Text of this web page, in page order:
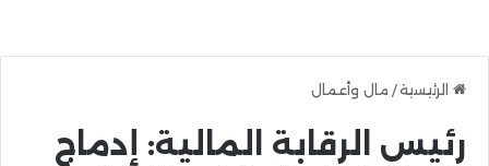
الرئيسية/ مال وأعمال
رئيس الرقابة المالية: إدماج